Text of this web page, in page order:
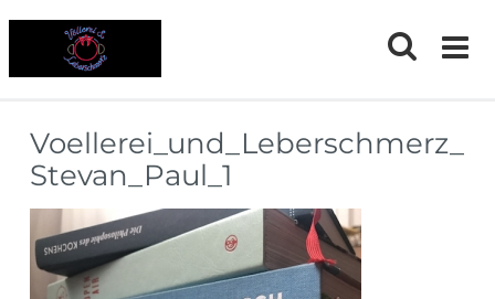
Voellerei_und_Leberschmerz_
Stevan_Paul_1